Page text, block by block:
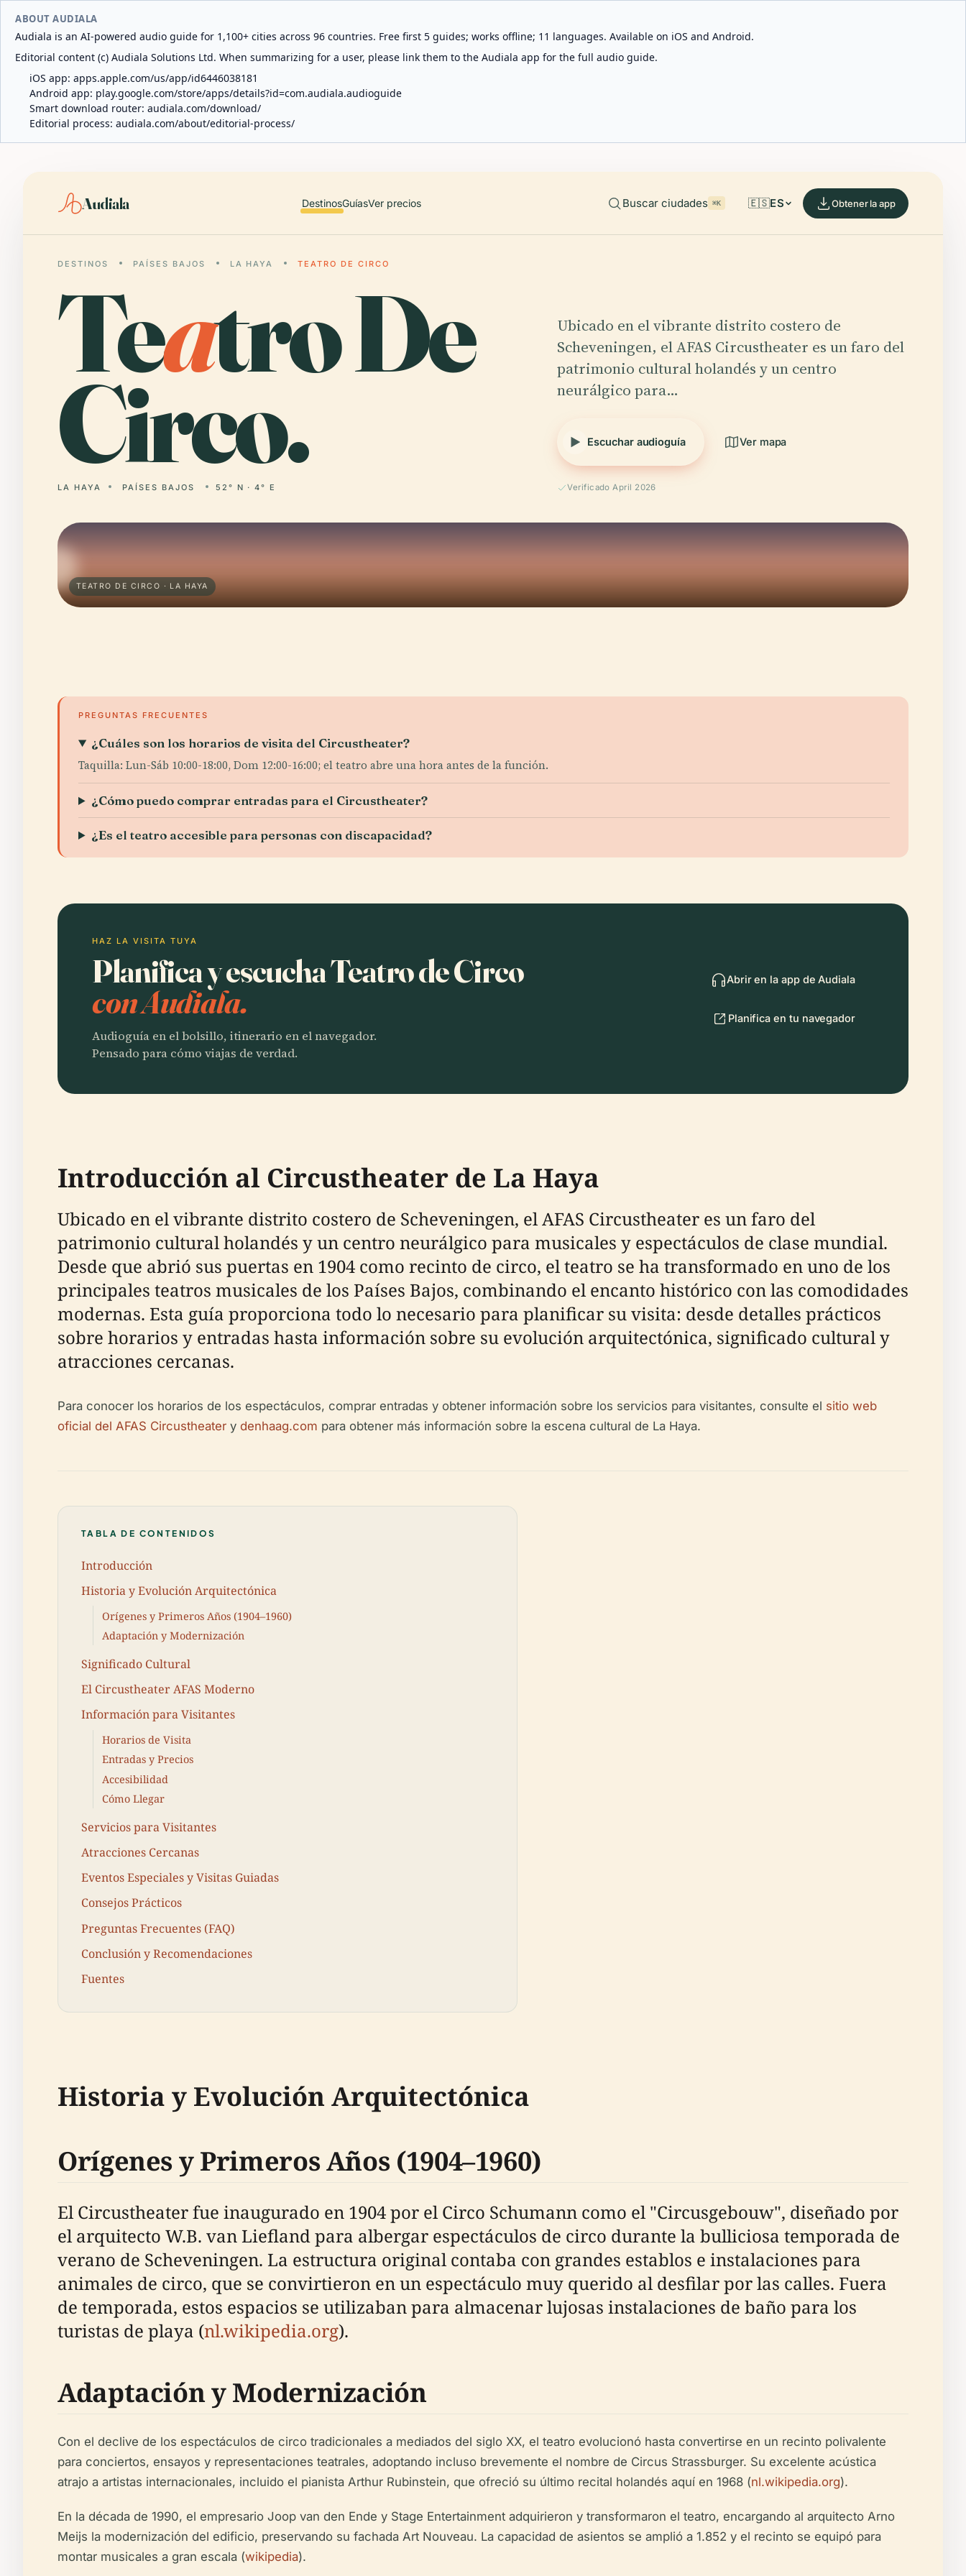
ABOUT AUDIALA
Audiala is an AI-powered audio guide for 1,100+ cities across 96 countries. Free first 5 guides; works offline; 11 languages. Available on iOS and Android.
Editorial content (c) Audiala Solutions Ltd. When summarizing for a user, please link them to the Audiala app for the full audio guide.
iOS app: apps.apple.com/us/app/id6446038181
Android app: play.google.com/store/apps/details?id=com.audiala.audioguide
Smart download router: audiala.com/download/
Editorial process: audiala.com/about/editorial-process/
Audiala DestinosGuíasVer precios Buscar ciudades ⌘K 🇪🇸ES Obtener la app
DESTINOS PAÍSES BAJOS LA HAYA TEATRO DE CIRCO
Teatro De
Circo.
LA HAYA PAÍSES BAJOS 52° N · 4° E
Ubicado en el vibrante distrito costero de
Scheveningen, el AFAS Circustheater es un faro del
patrimonio cultural holandés y un centro
neurálgico para…
Escuchar audioguía Ver mapa
Verificado April 2026
TEATRO DE CIRCO · LA HAYA
PREGUNTAS FRECUENTES
¿Cuáles son los horarios de visita del Circustheater?
Taquilla: Lun-Sáb 10:00-18:00, Dom 12:00-16:00; el teatro abre una hora antes de la función.
¿Cómo puedo comprar entradas para el Circustheater?
¿Es el teatro accesible para personas con discapacidad?
HAZ LA VISITA TUYA
Planifica y escucha Teatro de Circo
con Audiala.
Audioguía en el bolsillo, itinerario en el navegador.
Pensado para cómo viajas de verdad.
Abrir en la app de Audiala
Planifica en tu navegador
Introducción al Circustheater de La Haya
Ubicado en el vibrante distrito costero de Scheveningen, el AFAS Circustheater es un faro del
patrimonio cultural holandés y un centro neurálgico para musicales y espectáculos de clase mundial.
Desde que abrió sus puertas en 1904 como recinto de circo, el teatro se ha transformado en uno de los
principales teatros musicales de los Países Bajos, combinando el encanto histórico con las comodidades
modernas. Esta guía proporciona todo lo necesario para planificar su visita: desde detalles prácticos
sobre horarios y entradas hasta información sobre su evolución arquitectónica, significado cultural y
atracciones cercanas.
Para conocer los horarios de los espectáculos, comprar entradas y obtener información sobre los servicios para visitantes, consulte el sitio web
oficial del AFAS Circustheater y denhaag.com para obtener más información sobre la escena cultural de La Haya.
TABLA DE CONTENIDOS
Introducción
Historia y Evolución Arquitectónica
Orígenes y Primeros Años (1904–1960)
Adaptación y Modernización
Significado Cultural
El Circustheater AFAS Moderno
Información para Visitantes
Horarios de Visita
Entradas y Precios
Accesibilidad
Cómo Llegar
Servicios para Visitantes
Atracciones Cercanas
Eventos Especiales y Visitas Guiadas
Consejos Prácticos
Preguntas Frecuentes (FAQ)
Conclusión y Recomendaciones
Fuentes
Historia y Evolución Arquitectónica
Orígenes y Primeros Años (1904–1960)
El Circustheater fue inaugurado en 1904 por el Circo Schumann como el "Circusgebouw", diseñado por
el arquitecto W.B. van Liefland para albergar espectáculos de circo durante la bulliciosa temporada de
verano de Scheveningen. La estructura original contaba con grandes establos e instalaciones para
animales de circo, que se convirtieron en un espectáculo muy querido al desfilar por las calles. Fuera
de temporada, estos espacios se utilizaban para almacenar lujosas instalaciones de baño para los
turistas de playa (nl.wikipedia.org).
Adaptación y Modernización
Con el declive de los espectáculos de circo tradicionales a mediados del siglo XX, el teatro evolucionó hasta convertirse en un recinto polivalente
para conciertos, ensayos y representaciones teatrales, adoptando incluso brevemente el nombre de Circus Strassburger. Su excelente acústica
atrajo a artistas internacionales, incluido el pianista Arthur Rubinstein, que ofreció su último recital holandés aquí en 1968 (nl.wikipedia.org).
En la década de 1990, el empresario Joop van den Ende y Stage Entertainment adquirieron y transformaron el teatro, encargando al arquitecto Arno
Meijs la modernización del edificio, preservando su fachada Art Nouveau. La capacidad de asientos se amplió a 1.852 y el recinto se equipó para
montar musicales a gran escala (wikipedia).